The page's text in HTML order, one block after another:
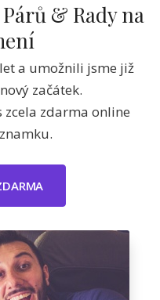
& Rady na
a umožnili jsme již
začátek.
zcela zdarma online